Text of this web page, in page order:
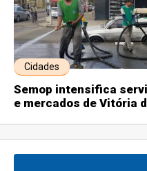
Cidades
Semop intensifica
e mercados de Vitória